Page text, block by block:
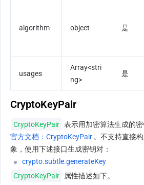
algorithm object 是
usages
Array<stri
ng>
是
CryptoKeyPair
CryptoKeyPair 表示用加密算法生成的
官方文档：CryptoKeyPair 。不支持直接
象，使用下述接口生成密钥对：
crypto.subtle.generateKey
CryptoKeyPair
属性描述如下。